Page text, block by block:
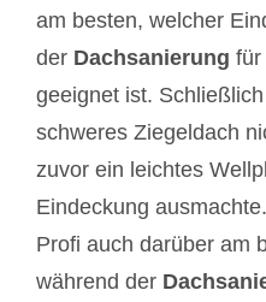
am besten, welcher
der Dachsanierung für
geeignet ist.
schweres Ziegeldach
zuvor ein leichtes
Eindeckung
Profi auch darüber am
während der